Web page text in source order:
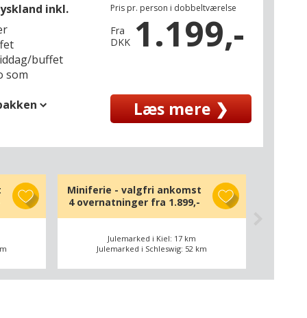
inkl.
buffet
som
Pris pr. person i dobbeltværelse
Fra
DKK 1.199,-
Læs mere ❯
Miniferie - valgfri ankomst
4 overnatninger fra 1.899,-
Julemarked i Kiel: 17 km
Julemarked i Schleswig: 52 km